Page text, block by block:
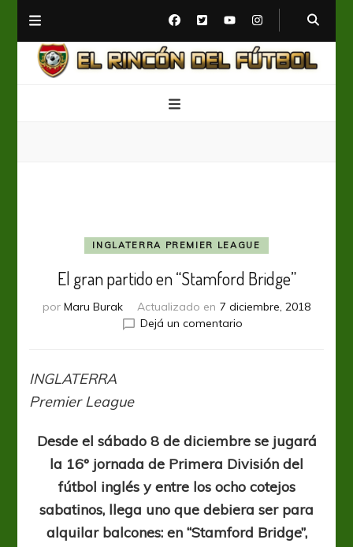
INGLATERRA PREMIER LEAGUE
El gran partido en “Stamford Bridge”
por Maru Burak Actualizado en 7 diciembre, 2018
Dejá un comentarioen
INGLATERRA
Premier League
Desde el sábado 8 de diciembre se jugará
la 16° jornada de Primera División del
fútbol inglés y entre los ocho cotejos
sabatinos, llega uno que debiera ser para
alquilar balcones: en “Stamford Bridge”,